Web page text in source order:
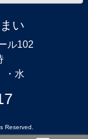
い
ル102
・水
Reserved.